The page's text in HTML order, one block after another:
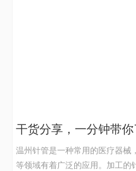
干货分享，一分钟带
用途
温州针管是一种常用的医疗器械
等领域有着广泛的应用。加工的